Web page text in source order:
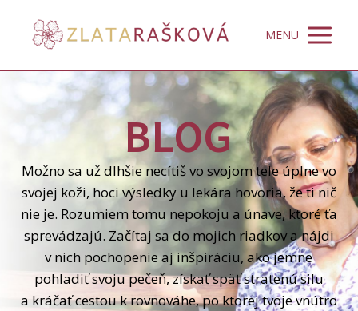
MENU
BLOG
Možno sa už dlhšie necítiš vo svojom tele úplne vo
svojej koži, hoci výsledky u lekára hovoria, že ti nič
nie je. Rozumiem tomu nepokoju a únave, ktoré ťa
sprevádzajú. Začítaj sa do mojich riadkov a nájdi
v nich pochopenie aj inšpiráciu, ako jemne
pohladiť svoju pečeň, získať späť stratenú silu
a kráčať cestou k rovnováhe, po ktorej tvoje vnútro